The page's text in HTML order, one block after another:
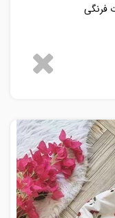
فرنگی